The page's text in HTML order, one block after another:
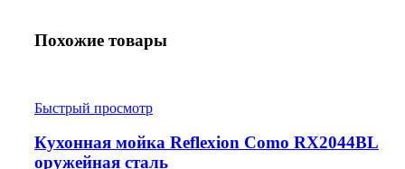
Похожие товары
Быстрый просмотр
Кухонная мойка Reflexion Como RX2044BL
оружейная сталь